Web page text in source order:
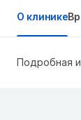
О клинике
Подробная